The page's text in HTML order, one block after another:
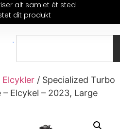
alt samlet ét sted
dit produkt
Elcykler / Specialized Turbo
Elcykel – 2023, Large